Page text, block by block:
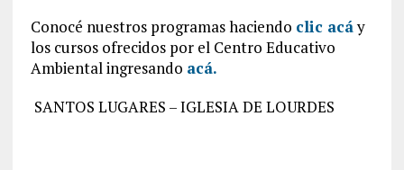
Conocé nuestros programas haciendo clic acáy
los cursos ofrecidos por el Centro Educativo
Ambiental ingresando acá.
SANTOS LUGARES – IGLESIA DE LOURDES